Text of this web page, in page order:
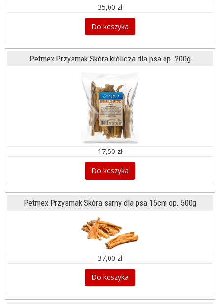
35,00 zł
Do koszyka
Petmex Przysmak Skóra królicza dla psa op. 200g
17,50 zł
Do koszyka
Petmex Przysmak Skóra sarny dla psa 15cm op. 500g
37,00 zł
Do koszyka